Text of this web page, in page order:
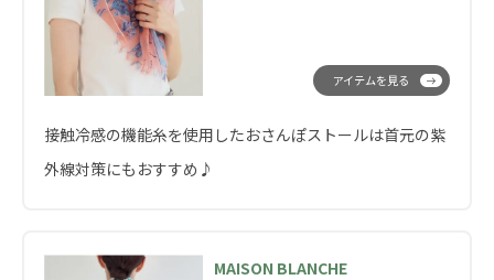
接触冷感の機能糸を使用したおさんぽストールは首元の紫
外線対策にもおすすめ♪
アイテムを見る
MAISON BLANCHE